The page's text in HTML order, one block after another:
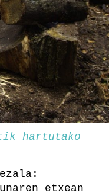
hartutako
etxean